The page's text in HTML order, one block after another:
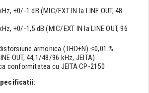
+0/-1 dB (MIC/EXT IN la LINE OUT, 48
+0/-1,5 dB (MIC/EXT IN la LINE OUT, 96
armonica (THD+N) ≤0,01 %
OUT, 44,1/48/96 kHz, JEITA)
conformitatea cu JEITA CP-2150